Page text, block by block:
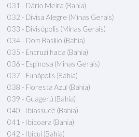
031 - Dário Meira (Bahia)
032 - Divisa Alegre (Minas Gerais)
033 - Divisópolis (Minas Gerais)
034 - Dom Basílio (Bahia)
035 - Encruzilhada (Bahia)
036 - Espinosa (Minas Gerais)
037 - Eunápolis (Bahia)
038 - Floresta Azul (Bahia)
039 - Guagerú (Bahia)
040 - Ibiassucê (Bahia)
041 - Ibicoara (Bahia)
042 - Ibicuí (Bahia)